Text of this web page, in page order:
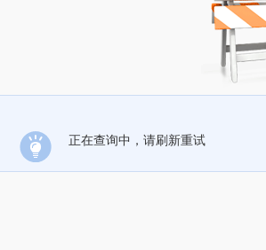
正在查询中，请刷新重试